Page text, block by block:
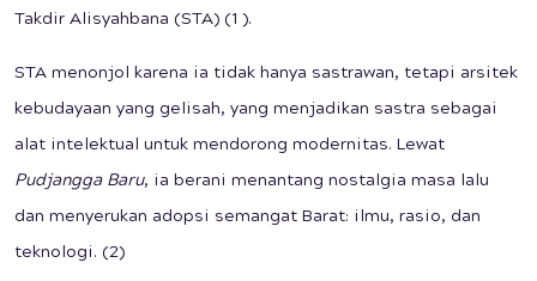
Takdir Alisyahbana (STA) (1 ).
STA menonjol karena ia tidak hanya sastrawan, tetapi arsitek
kebudayaan yang gelisah, yang menjadikan sastra sebagai
alat intelektual untuk mendorong modernitas. Lewat
Pudjangga Baru, ia berani menantang nostalgia masa lalu
dan menyerukan adopsi semangat Barat: ilmu, rasio, dan
teknologi. (2)